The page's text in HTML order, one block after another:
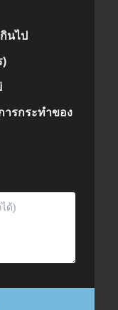
นไป
)
ารกระทำของ